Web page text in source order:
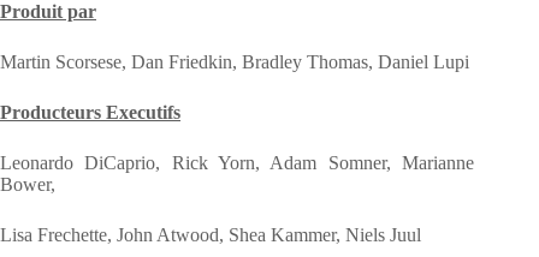
Produit par
Martin Scorsese, Dan Friedkin, Bradley Thomas, Daniel Lupi
Producteurs Executifs
Leonardo DiCaprio, Rick Yorn, Adam Somner, Marianne
Bower,
Lisa Frechette, John Atwood, Shea Kammer, Niels Juul